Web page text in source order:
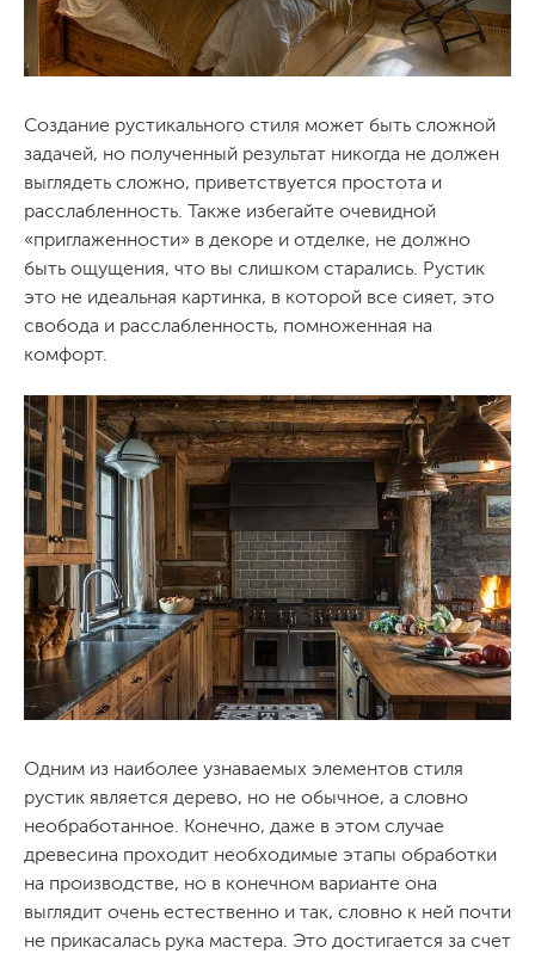
Создание рустикального стиля может быть сложной
задачей, но полученный результат никогда не должен
выглядеть сложно, приветствуется простота и
расслабленность. Также избегайте очевидной
«приглаженности» в декоре и отделке, не должно
быть ощущения, что вы слишком старались. Рустик
это не идеальная картинка, в которой все сияет, это
свобода и расслабленность, помноженная на
комфорт.
Одним из наиболее узнаваемых элементов стиля
рустик является дерево, но не обычное, а словно
необработанное. Конечно, даже в этом случае
древесина проходит необходимые этапы обработки
на производстве, но в конечном варианте она
выглядит очень естественно и так, словно к ней почти
не прикасалась рука мастера. Это достигается за счет